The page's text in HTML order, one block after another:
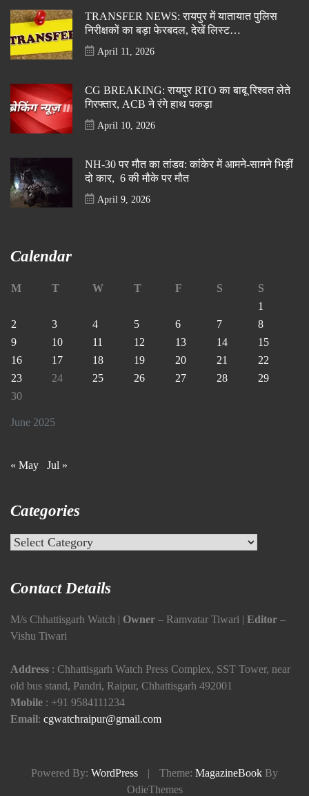
TRANSFER NEWS: रायपुर में यातायात पुलिस
निरीक्षकों का बड़ा फेरबदल, देखें लिस्ट…
April 11, 2026
CG BREAKING: रायपुर RTO का बाबू रिश्वत लेते
गिरफ्तार, ACB ने रंगे हाथ पकड़ा
April 10, 2026
NH-30 पर मौत का तांडव: कांकेर में आमने-सामने भिड़ीं
दो कार, 6 की मौके पर मौत
April 9, 2026
Calendar
June 2025
M T W T F S
S
1
2
3 4 5 6 7
8
9
10 11 12 13 14
15
16
17 18 19 20 21
22
23
24 25 26 27 28
29
30
« May Jul »
Categories
Categories
Contact Details
M/s Chhattisgarh Watch | Owner – Ramvatar Tiwari | Editor –
Vishu Tiwari
Address : Chhattisgarh Watch Press Complex, SST Tower, near
old bus stand, Pandri, Raipur, Chhattisgarh 492001
Mobile : +91 9584111234
Email: cgwatchraipur@gmail.com
Powered By: WordPress | Theme: MagazineBook By
OdieThemes